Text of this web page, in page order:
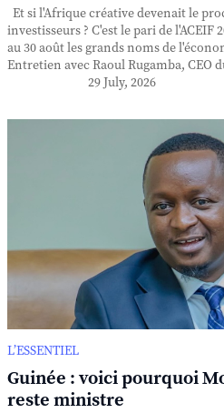
Et si l'Afrique créative devenait le
investisseurs ? C'est le pari de l'ACEIF
au 30 août les grands noms de
Entretien avec Raoul Rugamba, CEO
29 July, 2026
L’ESSENTIEL
Guinée : voici pourquoi
reste ministre